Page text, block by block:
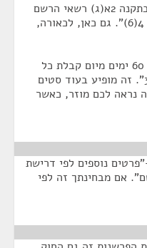
2ב' בוטל רישומו של קבלן כאמור בתקנה 2א(ג) רשאי הרשם
לחדש את רישומו בפנקס לפי סעיף 4(6)". גם כאן, לכאורה,
תקנה 6 "הרשם יחליט בבקשה תוך 60 ימים מיום קבלת כל
המסמכים שנדרשו לפי תקנות 2 ו-3". זה מופיע בעוד סטים
נראה לכם מוזר, כאשר
נוספים לפי דרישת
אם מבחינתך זה לפי